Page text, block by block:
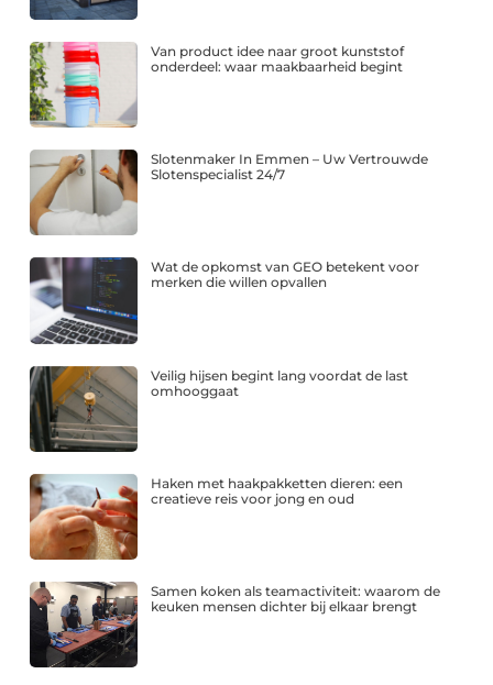
Van product idee naar groot kunststof
onderdeel: waar maakbaarheid begint
Slotenmaker In Emmen – Uw Vertrouwde
Slotenspecialist 24/7
Wat de opkomst van GEO betekent voor
merken die willen opvallen
Veilig hijsen begint lang voordat de last
omhooggaat
Haken met haakpakketten dieren: een
creatieve reis voor jong en oud
Samen koken als teamactiviteit: waarom de
keuken mensen dichter bij elkaar brengt